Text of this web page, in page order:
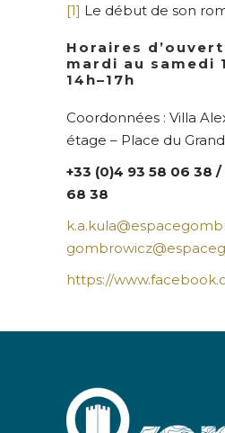
[1] Le début de son
Horaires
mardi au samedi
14h–17h
Coordonnées : Villa
étage – Place du
+33 (0)4 93 58 06 38 /
68 38
https://